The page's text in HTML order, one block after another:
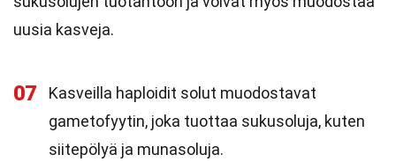
uusia kasveja.
07
Kasveilla haploidit solut muodostavat
gametofyytin, joka tuottaa sukusoluja, kuten
siitepölyä ja munasoluja.